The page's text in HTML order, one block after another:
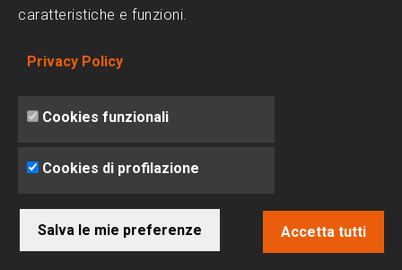
caratteristiche e funzioni.
Privacy Policy
Cookies funzionali
Cookies di profilazione
Salva le mie preferenze Accetta tutti